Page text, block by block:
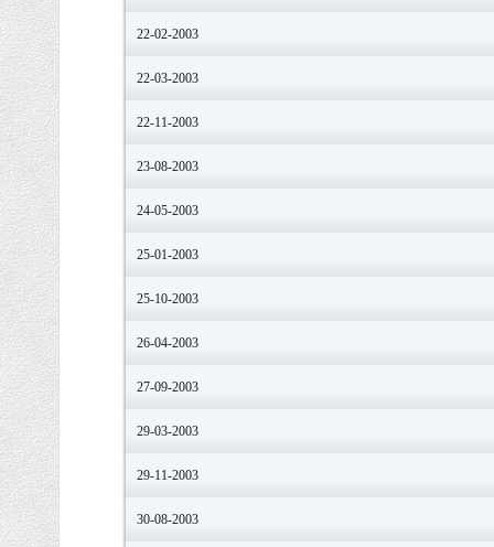
22-02-2003
22-03-2003
22-11-2003
23-08-2003
24-05-2003
25-01-2003
25-10-2003
26-04-2003
27-09-2003
29-03-2003
29-11-2003
30-08-2003